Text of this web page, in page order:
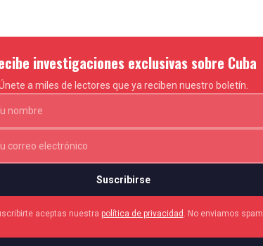
investigaciones exclusivas sobre Cuba
a miles de lectores que ya reciben nuestro boletín.
Suscribirse
aceptas nuestra política de privacidad . No enviamos spam.